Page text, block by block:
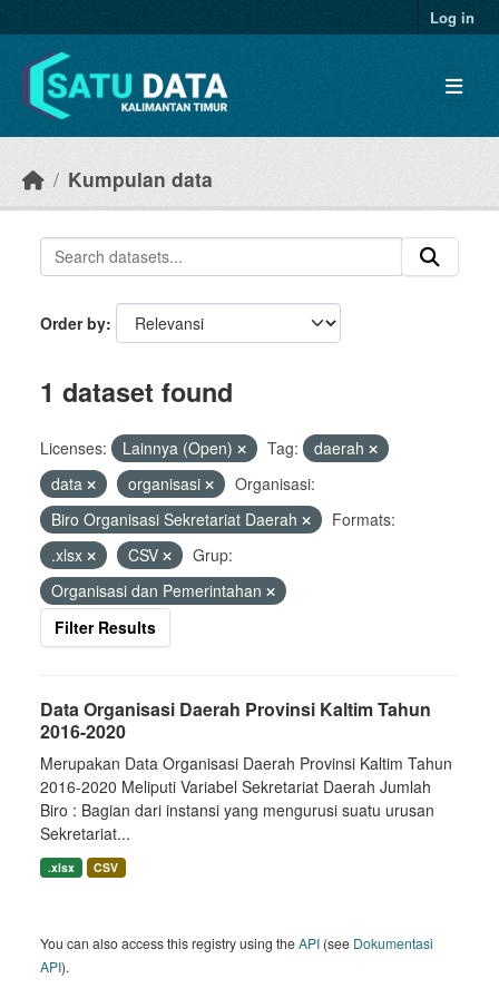
Log in
Kumpulan data
Order by
1 dataset found
Licenses: Lainnya (Open) Tag:
daerah
data
organisasi
Organisasi:
Biro Organisasi Sekretariat Daerah
Formats:
.xlsx
CSV
Grup:
Organisasi dan Pemerintahan
Filter Results
Data Organisasi Daerah Provinsi Kaltim Tahun
2016-2020
Merupakan Data Organisasi Daerah Provinsi Kaltim Tahun
2016-2020 Meliputi Variabel Sekretariat Daerah Jumlah
Biro : Bagian dari instansi yang mengurusi suatu urusan
Sekretariat...
.xlsx CSV
You can also access this registry using theAPI (see Dokumentasi
API).